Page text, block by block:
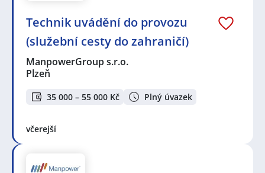
Technik uvádění do provozu
(služební cesty do zahraničí)
ManpowerGroup s.r.o.
Plzeň
35 000 – 55 000 Kč Plný úvazek
včerejší